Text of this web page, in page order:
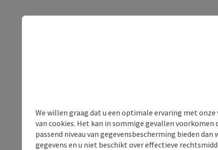
We willen graag dat u een optimale ervaring met
van cookies. Het kan in sommige gevallen voorkomen
passend niveau van gegevensbescherming bieden
gegevens en u niet beschikt over effectieve